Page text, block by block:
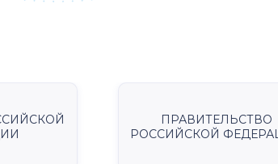
ПРАВИТЕЛЬСТВО
РОССИЙСКОЙ